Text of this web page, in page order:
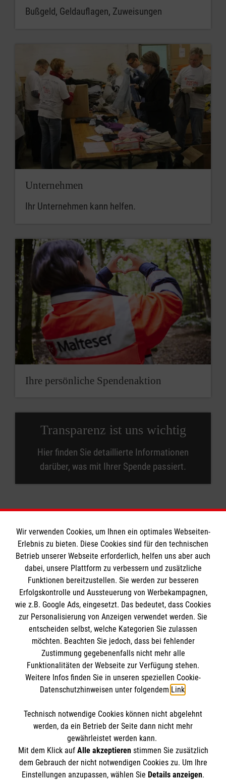
Bußgeld, Geldauflagen, Zuweisungen
Unternehmen
Ihr Unternehmen kann helfen.
Ihre persönliche Spendenaktion
Trans­parenz ist uns wichtig
Hier finden Sie detaillierte Informationen
darüber, was mit Ihrer Spende passiert.
Informationen
Impressum
Datenschutz
Kontakt
Barrierefreiheit
Die Malteser
Malteser in Deutschland
Malteserorden
Sharepoint
Spendenkonto
Bank: Pax-Bank für Kirche und Caritas eG
IBAN: DE03 3706 0120 1201 2040 18
BIC: GENODED1PA7
online spenden
So finden Sie uns
Alt Nowawes 67
14482 Potsdam
Der Malteser Hilfsdienst e.V. ist als eingetragene
Wir verwenden Cookies, um Ihnen ein optimales Webseiten-
Erlebnis zu bieten. Diese Cookies sind für den technischen
Betrieb unserer Webseite erforderlich, helfen uns aber auch
dabei, unsere Plattform zu verbessern und zusätzliche
Funktionen bereitzustellen. Sie werden zur besseren
Erfolgskontrolle und Aussteuerung von Werbekampagnen,
wie z.B. Google Ads, eingesetzt. Das bedeutet, dass Cookies
zur Personalisierung von Anzeigen verwendet werden. Sie
entscheiden selbst, welche Kategorien Sie zulassen
möchten. Beachten Sie jedoch, dass bei fehlender
Zustimmung gegebenenfalls nicht mehr alle
Funktionalitäten der Webseite zur Verfügung stehen.
Weitere Infos finden Sie in unseren speziellen Cookie-
Datenschutzhinweisen unter folgendem Link.
Technisch notwendige Cookies können nicht abgelehnt
werden, da ein Betrieb der Seite dann nicht mehr
gewährleistet werden kann.
Mit dem Klick auf Alle akzeptierenstimmen Sie zusätzlich
dem Gebrauch der nicht notwendigen Cookies zu. Um Ihre
Einstellungen anzupassen, wählen Sie Details anzeigen.